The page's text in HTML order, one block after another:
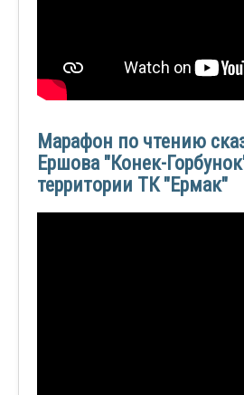
Марафон по чтению
Ершова "Конек-
территории ТК "Ермак"